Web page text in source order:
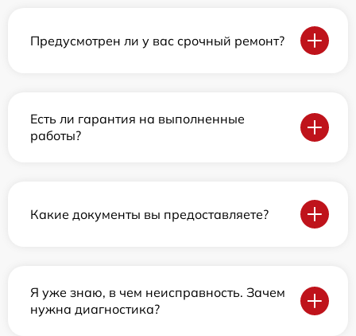
Предусмотрен ли у вас срочный ремонт?
Есть ли гарантия на выполненные
работы?
Какие документы вы предоставляете?
Я уже знаю, в чем неисправность. Зачем
нужна диагностика?